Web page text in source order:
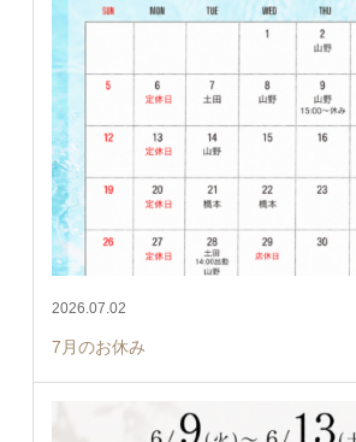
2026.07.02
7月のお休み